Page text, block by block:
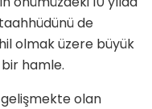
de
olmak üzere büyük
hamle.
gelişmekte olan